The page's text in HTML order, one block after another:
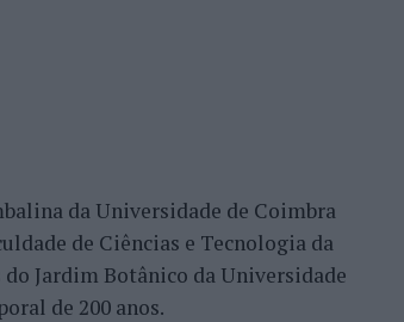
da Universidade de Coimbra
de Ciências e Tecnologia da
do Jardim Botânico da Universidade
de 200 anos.